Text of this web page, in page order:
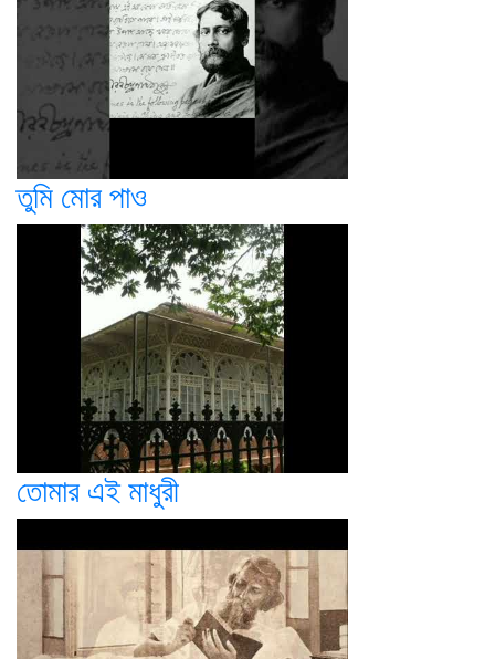
তুমি মোর পাও
তোমার এই মাধুরী